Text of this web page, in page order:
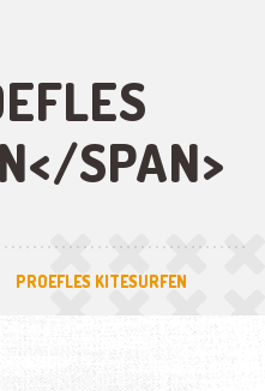
SPAN>
PROEFLES KITESURFEN